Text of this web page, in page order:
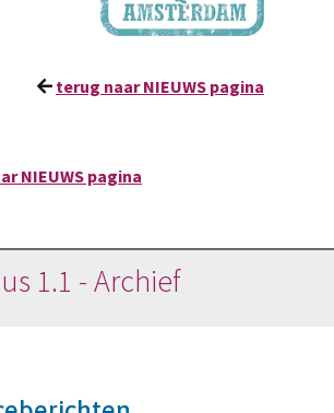
terug naar NIEUWS pagina
NIEUWS pagina
1.1 - Archief